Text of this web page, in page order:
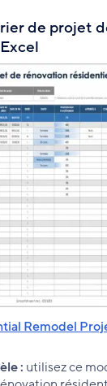
de projet
Remodel
: utilisez ce